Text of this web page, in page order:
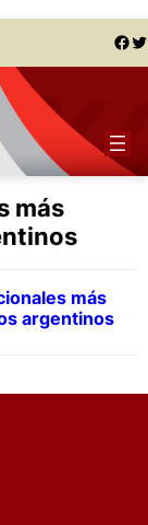
Facebook Twitter
más
más
argentinos